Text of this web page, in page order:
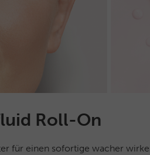
Roll-On
für einen sofortige wacher